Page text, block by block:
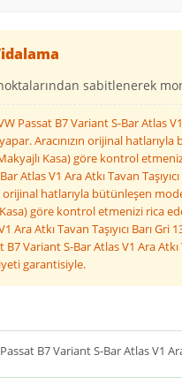
sabitlenerek
Passat B7 Variant S-Bar Atlas
Aracınızın orijinal
Kasa) göre kontrol
Atlas V1 Ara Atkı Tavan
orijinal hatlarıyla bütünleşen
göre kontrol etmenizi rica
Ara Atkı Tavan Taşıyıcı Barı
B7 Variant S-Bar Atlas V1 Ara
garantisiyle.
B7 Variant S-Bar Atlas V1